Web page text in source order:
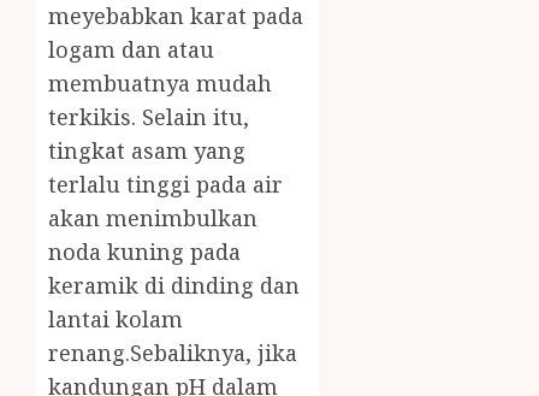
meyebabkan karat pada
logam dan atau
membuatnya mudah
terkikis. Selain itu,
tingkat asam yang
terlalu tinggi pada air
akan menimbulkan
noda kuning pada
keramik di dinding dan
lantai kolam
renang.Sebaliknya, jika
kandungan pH dalam